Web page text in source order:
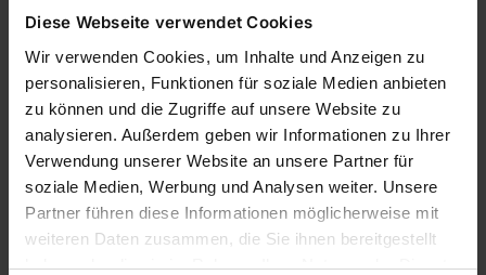
Diese Webseite verwendet Cookies
Wir verwenden Cookies, um Inhalte und Anzeigen zu
personalisieren, Funktionen für soziale Medien anbieten
zu können und die Zugriffe auf unsere Website zu
analysieren. Außerdem geben wir Informationen zu Ihrer
Verwendung unserer Website an unsere Partner für
soziale Medien, Werbung und Analysen weiter. Unsere
Partner führen diese Informationen möglicherweise mit
weiteren Daten zusammen, die Sie ihnen bereitgestellt
haben oder die sie im Rahmen Ihrer Nutzung der Dienste
Pompa próżniowa XL-Power (9 l/min) z funkcją
zatrzymania
Dodaj do koszyka